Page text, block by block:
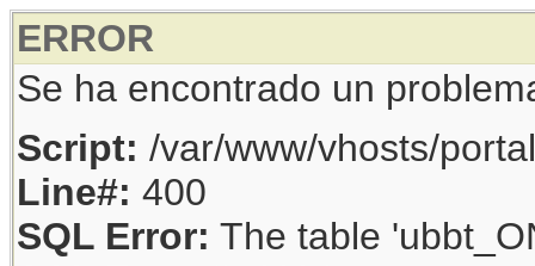
ERROR
Se ha encontrado un
Script: /var/www/vhosts/
Line#: 400
SQL Error: The table